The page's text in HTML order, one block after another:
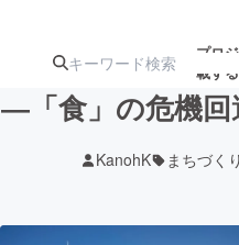
プロ
載す
―「食」の危機
KanohK まちづく